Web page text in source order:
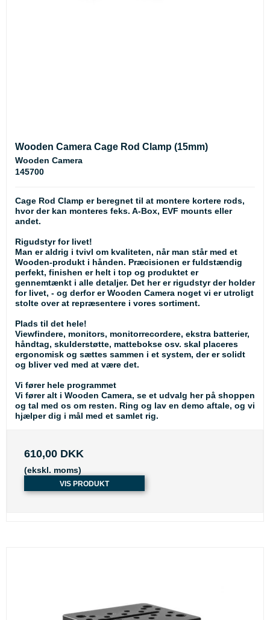
Wooden Camera Cage Rod Clamp (15mm)
Wooden Camera
145700
Cage Rod Clamp er beregnet til at montere kortere rods,
hvor der kan monteres feks. A-Box, EVF mounts eller
andet.
Rigudstyr for livet!
Man er aldrig i tvivl om kvaliteten, når man står med et
Wooden-produkt i hånden. Præcisionen er fuldstændig
perfekt, finishen er helt i top og produktet er
gennemtænkt i alle detaljer. Det her er rigudstyr der holder
for livet, - og derfor er Wooden Camera noget vi er utroligt
stolte over at repræsentere i vores sortiment.
Plads til det hele!
Viewfindere, monitors, monitorrecordere, ekstra batterier,
håndtag, skulderstøtte, mattebokse osv. skal placeres
ergonomisk og sættes sammen i et system, der er solidt
og bliver ved med at være det.
Vi fører hele programmet
Vi fører alt i Wooden Camera, se et udvalg her på shoppen
og tal med os om resten. Ring og lav en demo aftale, og vi
hjælper dig i mål med et samlet rig.
610,00 DKK
(ekskl. moms)
VIS PRODUKT